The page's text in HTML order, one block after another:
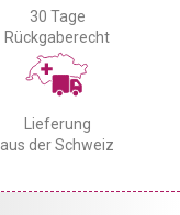
30 Tage
Rückgaberecht
Lieferung
aus der Schweiz